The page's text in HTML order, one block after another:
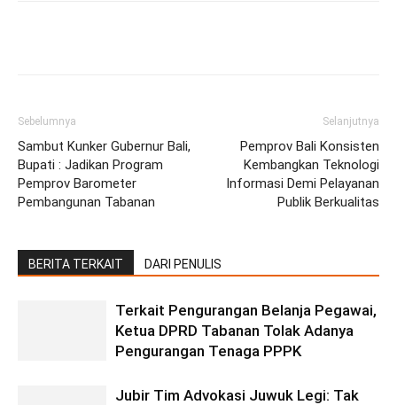
Sebelumnya
Sambut Kunker Gubernur Bali,
Bupati : Jadikan Program
Pemprov Barometer
Pembangunan Tabanan
Selanjutnya
Pemprov Bali Konsisten
Kembangkan Teknologi
Informasi Demi Pelayanan
Publik Berkualitas
BERITA TERKAIT DARI PENULIS
Terkait Pengurangan Belanja Pegawai,
Ketua DPRD Tabanan Tolak Adanya
Pengurangan Tenaga PPPK
Jubir Tim Advokasi Juwuk Legi: Tak